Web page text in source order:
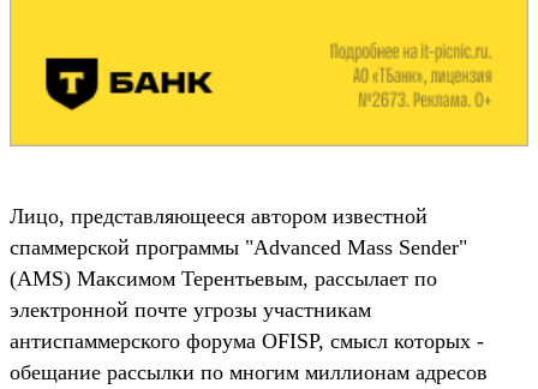
Лицо, представляющееся автором известной
спаммерской программы "Advanced Mass Sender"
(AMS) Максимом Терентьевым, рассылает по
электронной почте угрозы участникам
антиспаммерского форума OFISP, смысл которых -
обещание рассылки по многим миллионам адресов